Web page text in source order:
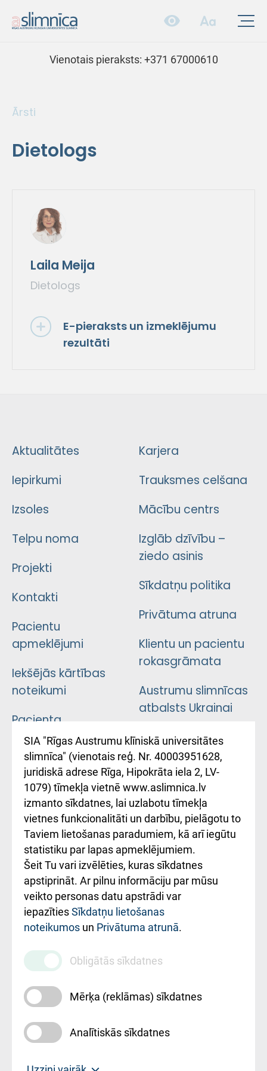
Vienotais pieraksts: +371 67000610
Ārsti
Dietologs
Laila Meija
Dietologs
E-pieraksts un izmeklējumu
rezultāti
Aktualitātes
Iepirkumi
Izsoles
Telpu noma
Projekti
Kontakti
Pacientu
apmeklējumi
Iekšējās kārtības
noteikumi
Pacienta
atsauksmju/sūdzību
iesniegšanas
kārtība
Kā pie mums nokļūt
Rēķinu apmaksas
ceļvedis
Rekvizīti un
ārstniecības
iestādes kods
010000234
Maksas
pakalpojumu
cenrādis
Karjera
Trauksmes celšana
Mācību centrs
Izglāb dzīvību –
ziedo asinis
Sīkdatņu politika
Privātuma atruna
Klientu un pacientu
rokasgrāmata
Austrumu slimnīcas
atbalsts Ukrainai
Підтримка Східної
лікарні та співпраця з
Україною
SIA "Rīgas Austrumu klīniskā universitātes
slimnīca" (vienotais reģ. Nr. 40003951628,
juridiskā adrese Rīga, Hipokrāta iela 2, LV-
1079) tīmekļa vietnē www.aslimnica.lv
izmanto sīkdatnes, lai uzlabotu tīmekļa
vietnes funkcionalitāti un darbību, pielāgotu to
Taviem lietošanas paradumiem, kā arī iegūtu
statistiku par lapas apmeklējumiem.
Šeit Tu vari izvēlēties, kuras sīkdatnes
apstiprināt. Ar pilnu informāciju par mūsu
veikto personas datu apstrādi var
iepazītiesSīkdatņu lietošanas
noteikumos un Privātuma atrunā.
Obligātās sīkdatnes
Mērķa (reklāmas) sīkdatnes
Analītiskās sīkdatnes